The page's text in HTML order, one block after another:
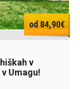
od 84,90€
v
Umagu!